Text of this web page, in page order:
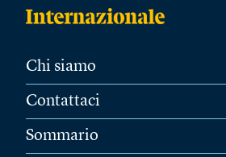
Chi siamo
Contattaci
Sommario